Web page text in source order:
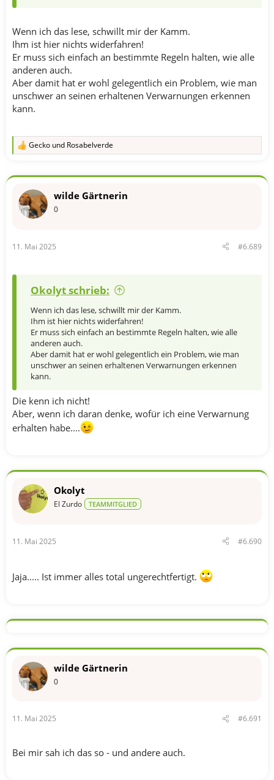
Wenn ich das lese, schwillt mir der Kamm.
Ihm ist hier nichts widerfahren!
Er muss sich einfach an bestimmte Regeln halten, wie alle
anderen auch.
Aber damit hat er wohl gelegentlich ein Problem, wie man
unschwer an seinen erhaltenen Verwarnungen erkennen
kann.
R
k
o
:
Gecko und Rosabelverde
wilde Gärtnerin
0
11. Mai 2025 #6.689
Okolyt schrieb:
Wenn ich das lese, schwillt mir der Kamm.
Ihm ist hier nichts widerfahren!
Er muss sich einfach an bestimmte Regeln halten, wie alle
anderen auch.
Aber damit hat er wohl gelegentlich ein Problem, wie man
unschwer an seinen erhaltenen Verwarnungen erkennen
kann.
Die kenn ich nicht!
Aber, wenn ich daran denke, wofür ich eine Verwarnung
erhalten habe....
Okolyt
El Zurdo TEAMMITGLIED
11. Mai 2025 #6.690
Jaja..... Ist immer alles total ungerechtfertigt.
wilde Gärtnerin
0
11. Mai 2025 #6.691
Bei mir sah ich das so - und andere auch.